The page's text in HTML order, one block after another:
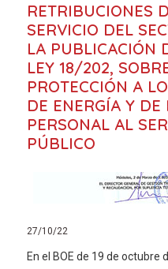
RETRIBUCIONES
SERVICIO DEL
LA PUBLICACIÓN
LEY 18/202,
PROTECCIÓN A
DE ENERGÍA Y
PERSONAL AL
PÚBLICO
27/10/22
En el BOE de 19 de octubre